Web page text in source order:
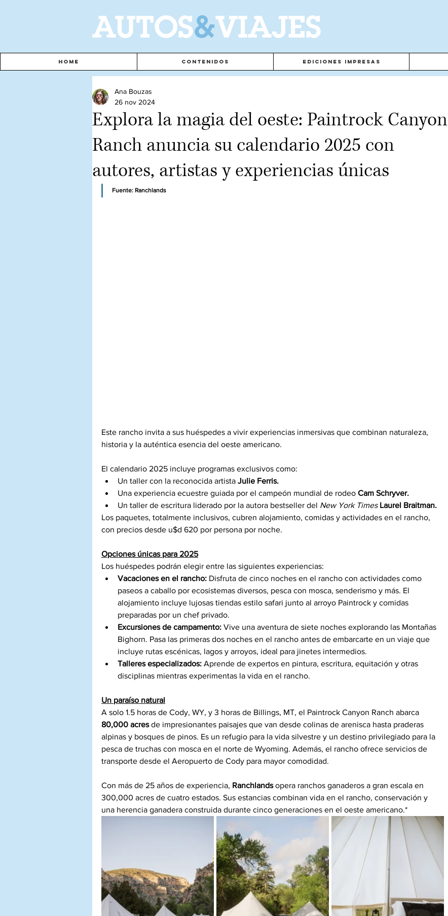
AUTOS&VIAJES
Home Contenidos Ediciones Impresas
Explora la magia del oeste: Paintrock Canyon
Ranch anuncia su calendario 2025 con
autores, artistas y experiencias únicas
Ana Bouzas
26 nov 2024
Fuente: Ranchlands
Este rancho invita a sus huéspedes a vivir experiencias inmersivas que combinan naturaleza,
historia y la auténtica esencia del oeste americano.
El calendario 2025 incluye programas exclusivos como:
Un taller con la reconocida artista Julie Ferris.
Una experiencia ecuestre guiada por el campeón mundial de rodeo Cam Schryver.
Un taller de escritura liderado por la autora bestseller del New York Times Laurel Braitman.
Los paquetes, totalmente inclusivos, cubren alojamiento, comidas y actividades en el rancho,
con precios desde u$d 620 por persona por noche.
Opciones únicas para 2025
Los huéspedes podrán elegir entre las siguientes experiencias:
Vacaciones en el rancho: Disfruta de cinco noches en el rancho con actividades como
paseos a caballo por ecosistemas diversos, pesca con mosca, senderismo y más. El
alojamiento incluye lujosas tiendas estilo safari junto al arroyo Paintrock y comidas
preparadas por un chef privado.
Excursiones de campamento: Vive una aventura de siete noches explorando las Montañas
Bighorn. Pasa las primeras dos noches en el rancho antes de embarcarte en un viaje que
incluye rutas escénicas, lagos y arroyos, ideal para jinetes intermedios.
Talleres especializados: Aprende de expertos en pintura, escritura, equitación y otras
disciplinas mientras experimentas la vida en el rancho.
Un paraíso natural
A solo 1.5 horas de Cody, WY, y 3 horas de Billings, MT, el Paintrock Canyon Ranch abarca
80,000 acres de impresionantes paisajes que van desde colinas de arenisca hasta praderas
alpinas y bosques de pinos. Es un refugio para la vida silvestre y un destino privilegiado para la
pesca de truchas con mosca en el norte de Wyoming. Además, el rancho ofrece servicios de
transporte desde el Aeropuerto de Cody para mayor comodidad.
Con más de 25 años de experiencia, Ranchlands opera ranchos ganaderos a gran escala en
300,000 acres de cuatro estados. Sus estancias combinan vida en el rancho, conservación y
una herencia ganadera construida durante cinco generaciones en el oeste americano.*